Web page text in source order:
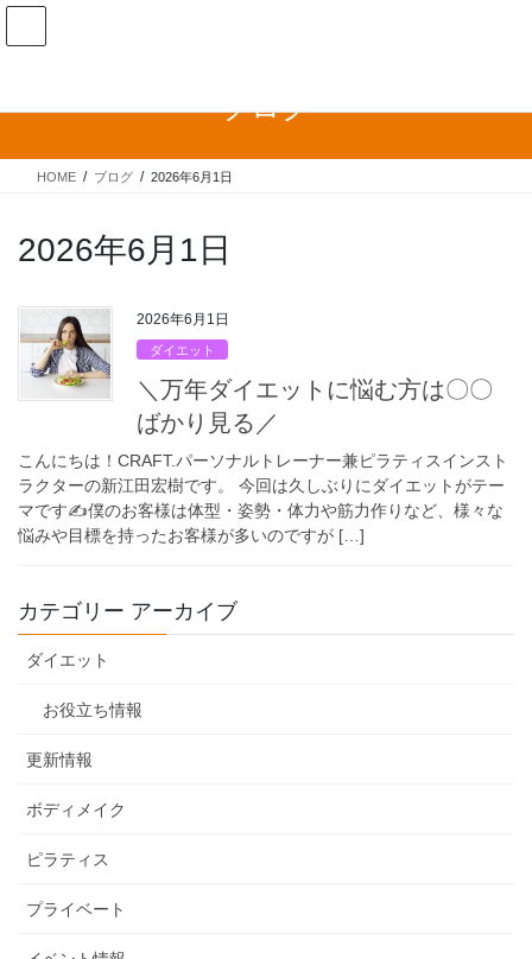
コ
ツ
ス
ナ
シ
ン
ブログ
HOME ブログ 2026年6月1日
2026年6月1日
2026年6月1日
ダイエット
＼万年ダイエットに悩む方は〇〇
ばかり見る／
こんにちは！CRAFT.パーソナルトレーナー兼ピラティスインスト
ラクターの新江田宏樹です。 今回は久しぶりにダイエットがテー
マです✍僕のお客様は体型・姿勢・体力や筋力作りなど、様々な
悩みや目標を持ったお客様が多いのですが […]
カテゴリー アーカイブ
ダイエット
お役立ち情報
更新情報
ボディメイク
ピラティス
プライベート